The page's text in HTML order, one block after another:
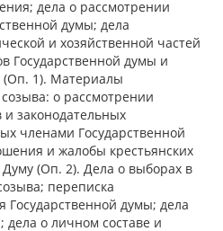
дела о рассмотрении
думы; дела
и хозяйственной частей
Государственной думы и
(Оп. 1). Материалы
о рассмотрении
и законодательных
членами Государственной
и жалобы крестьянских
(Оп. 2). Дела о выборах в
переписка
Государственной думы; дела
дела о личном составе и